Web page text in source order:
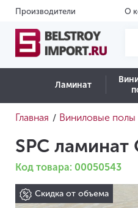
Производители О
Ламинат
Главная / Виниловые полы
SPC
Код товара: 00050543
Скидка от объема